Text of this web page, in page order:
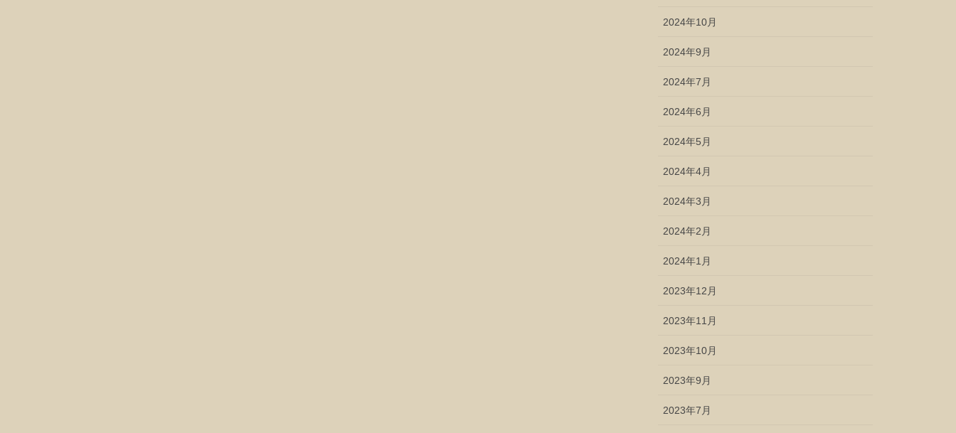
2024年10月
2024年9月
2024年7月
2024年6月
2024年5月
2024年4月
2024年3月
2024年2月
2024年1月
2023年12月
2023年11月
2023年10月
2023年9月
2023年7月